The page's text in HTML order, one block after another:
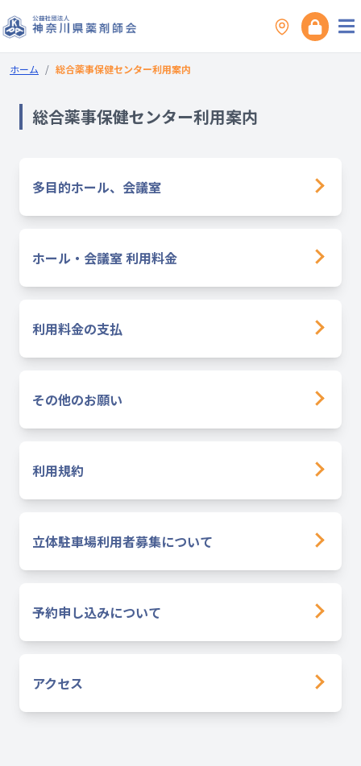
ホーム / 総合薬事保健センター利用案内
総合薬事保健センター利用案内
多目的ホール、会議室
ホール・会議室 利用料金
利用料金の支払
その他のお願い
利用規約
立体駐車場利用者募集について
予約申し込みについて
アクセス